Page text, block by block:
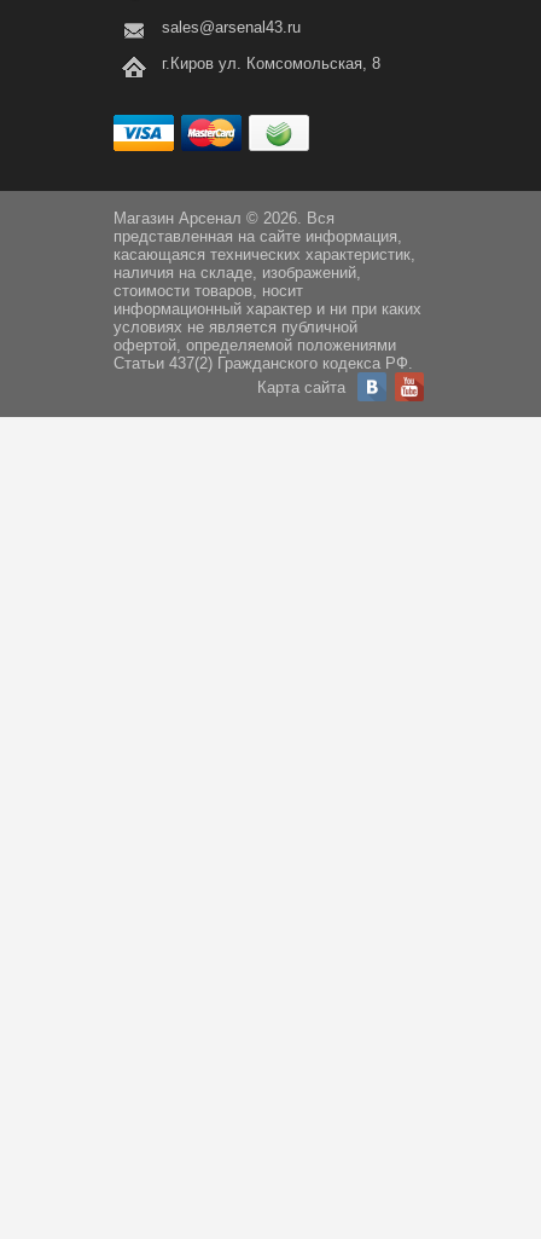
sales@arsenal43.ru
г.Киров ул. Комсомольская, 8
Магазин Арсенал © 2026. Вся
представленная на сайте информация,
касающаяся технических характеристик,
наличия на складе, изображений,
стоимости товаров, носит
информационный характер и ни при каких
условиях не является публичной
офертой, определяемой положениями
Статьи 437(2) Гражданского кодекса РФ.
Карта сайта